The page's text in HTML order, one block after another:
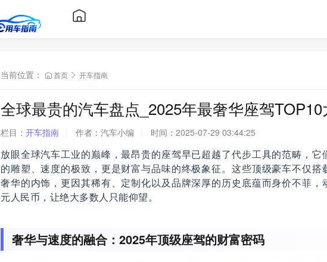
当前位置： 首页 开车指南
全球最贵的汽车盘点_2025年最奢华座驾
栏目： 开车指南 作者： 汽车小编 时间： 2025-07-29 03:44:25
放眼全球汽车工业的巅峰，最昂贵的座驾早已超越了代步工具的范畴，它
的雕塑、速度的极致，更是财富与品味的终极象征。这些顶级豪车不仅搭
奢华的内饰，更因其稀有、定制化以及品牌深厚的历史底蕴而身价不菲，
元人民币，让绝大多数人只能仰望。
奢华与速度的融合：2025年顶级座驾的财富密码